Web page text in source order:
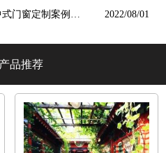
门窗定制案例
2022/08/01
品推荐